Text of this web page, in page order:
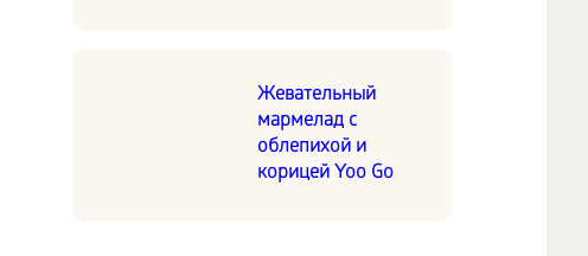
Жевательный
мармелад с
облепихой и
корицей Yoo Go